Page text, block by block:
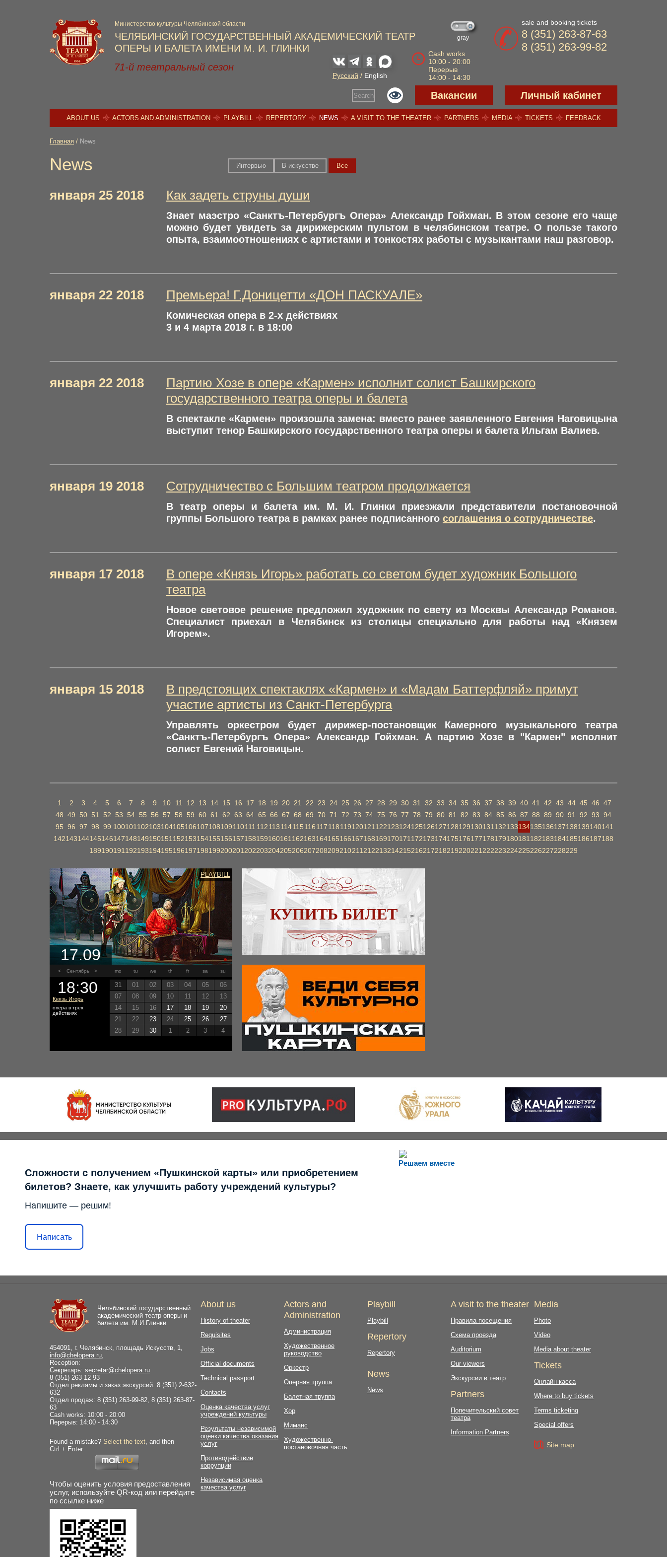
ЧЕЛЯБИНСКИЙ ГОСУДАРСТВЕННЫЙ АКАДЕМИЧЕСКИЙ ТЕАТР
ОПЕРЫ И БАЛЕТА ИМЕНИ М. И. ГЛИНКИ
Министерство культуры Челябинской области
gray
Cash works
10:00 - 20:00
Перерыв
14:00 - 14:30
Русский / English
sale and booking tickets
8 (351) 263-87-63
8 (351) 263-99-82
71-й театральный сезон
Search Вакансии Личный кабинет
ABOUT US ACTORS AND ADMINISTRATION PLAYBILL REPERTORY NEWS A VISIT TO THE THEATER PARTNERS MEDIA TICKETS FEEDBACK
Главная / News
News Интервью В искусстве Вce
января 25 2018 Как задеть струны души
Знает маэстро «Санктъ-Петербургъ Опера» Александр Гойхман. В этом сезоне его чаще
можно будет увидеть за дирижерским пультом в челябинском театре. О пользе такого
опыта, взаимоотношениях с артистами и тонкостях работы с музыкантами наш разговор.
января 22 2018 Премьера! Г.Доницетти «ДОН ПАСКУАЛЕ»
Комическая опера в 2-х действиях
3 и 4 марта 2018 г. в 18:00
января 22 2018
Партию Хозе в опере «Кармен» исполнит солист Башкирского
государственного театра оперы и балета
В спектакле «Кармен» произошла замена: вместо ранее заявленного Евгения Наговицына
выступит тенор Башкирского государственного театра оперы и балета Ильгам Валиев.
января 19 2018 Сотрудничество с Большим театром продолжается
В театр оперы и балета им. М. И. Глинки приезжали представители постановочной
группы Большого театра в рамках ранее подписанного соглашения о сотрудничестве.
января 17 2018
В опере «Князь Игорь» работать со светом будет художник Большого
театра
Новое световое решение предложил художник по свету из Москвы Александр Романов.
Специалист приехал в Челябинск из столицы специально для работы над «Князем
Игорем».
января 15 2018
В предстоящих спектаклях «Кармен» и «Мадам Баттерфляй» примут
участие артисты из Санкт-Петербурга
Управлять оркестром будет дирижер-постановщик Камерного музыкального театра
«Санктъ-Петербургъ Опера» Александр Гойхман. А партию Хозе в "Кармен" исполнит
солист Евгений Наговицын.
1 2 3 4 5 6 7 8 9 10 11 12 13 14 15 16 17 18 19 20 21 22 23 24 25 26 27 28 29 30 31 32 33 34 35 36 37 38 39 40 41 42 43 44 45 46 47
48 49 50 51 52 53 54 55 56 57 58 59 60 61 62 63 64 65 66 67 68 69 70 71 72 73 74 75 76 77 78 79 80 81 82 83 84 85 86 87 88 89 90 91 92 93 94
95 96 97 98 99 100101 102103104105106107108109110111 112113114115116117118119120121 122123124125126127128129130131 132133134135136137138139140141
142143144145146147148149150151 152153154155156157158159160161 162163164165166167168169170171 172173174175176177178179180181 182183184185186187188
189190191 192193194195196197198199200201 202203204205206207208209210211 212213214215216217218219220221 222223224225226227228229
PLAYBILL
< Сентябрь > mo tu we th fr sa su
31 01 02 03 04 05
06
07
08 09 10 11 12
13
14
15 16 17 18 19
20
21
22 23 24 25 26
27
28
29 30 1 2 3 4
17.09
18:30
Князь Игорь
опера в трех
действиях
КУПИТЬ БИЛЕТ
Решаем вместе
Сложности с получением «Пушкинской карты» или приобретением
билетов? Знаете, как улучшить работу учреждений культуры?
Напишите — решим!
Написать
Челябинский государственный
академический театр оперы и
балета им. М.И.Глинки
454091, г. Челябинск, площадь Искусств, 1,
info@chelopera.ru,
Reception:
Секретарь: secretar@chelopera.ru
8 (351) 263-12-93
Отдел рекламы и заказ экскурсий: 8 (351) 2-632-
632
Отдел продаж: 8 (351) 263-99-82, 8 (351) 263-87-
63
Cash works: 10:00 - 20:00
Перерыв: 14:00 - 14:30
Found a mistake? Select the text, and then
Ctrl + Enter
Чтобы оценить условия предоставления
услуг, используйте QR-код или перейдите
по ссылке ниже
About us
History of theater
Requisites
Jobs
Official documents
Technical passport
Contacts
Оценка качества услуг
учреждений культуры
Результаты независимой
оценки качества оказания
услуг
Противодействие
коррупции
Независимая оценка
качества услуг
Actors and
Administration
Администрация
Художественное
руководство
Оркестр
Оперная труппа
Балетная труппа
Хор
Миманс
Художественно-
постановочная часть
Playbill
Playbill
Repertory
Repertory
News
News
A visit to the theater
Правила посещения
Схема проезда
Auditorium
Our viewers
Экскурсии в театр
Partners
Попечительский совет
театра
Information Partners
Media
Photo
Video
Media about theater
Tickets
Онлайн касса
Where to buy tickets
Terms ticketing
Special offers
Site map